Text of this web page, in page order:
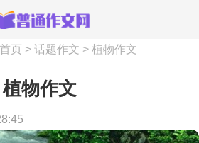
首页 > 话题作文 > 植物作文
植物作文